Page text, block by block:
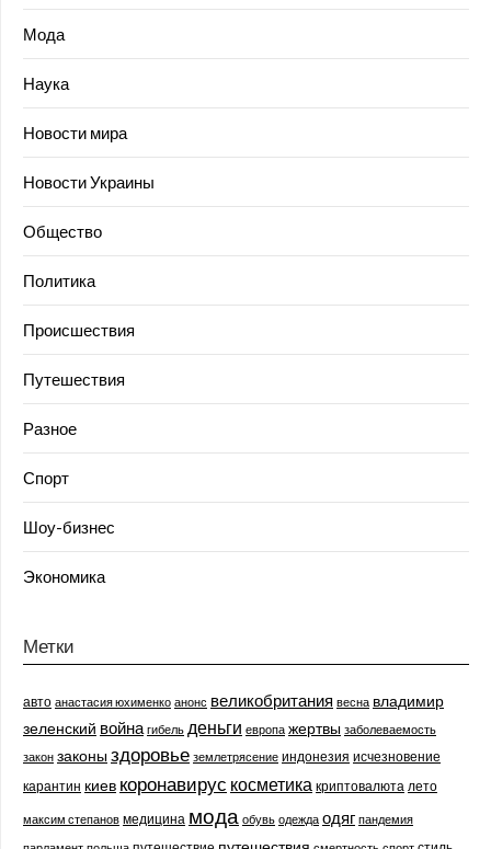
Мода
Наука
Новости мира
Новости Украины
Общество
Политика
Происшествия
Путешествия
Разное
Спорт
Шоу-бизнес
Экономика
Метки
авто анастасия юхименко анонс великобритания весна владимир
зеленский война гибель деньги европа жертвы заболеваемость
закон законыздоровье землетрясение индонезия исчезновение
карантин киев коронавирус косметика криптовалюта лето
максим степанов медицина мода обувь одежда одяг пандемия